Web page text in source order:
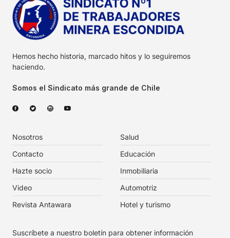
Hemos hecho historia, marcado hitos y lo seguiremos
haciendo.
Somos el Sindicato más grande de Chile
Nosotros
Contacto
Hazte socio
Video
Revista Antawara
Salud
Educación
Inmobiliaria
Automotriz
Hotel y turismo
Suscríbete a nuestro boletín para obtener información